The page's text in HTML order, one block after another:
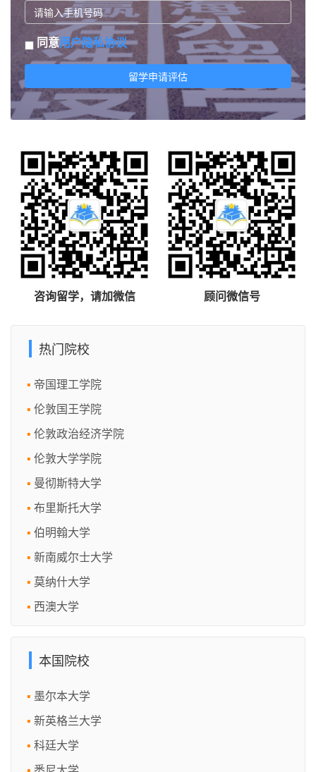
同意用户隐私协议
留学申请评估
咨询留学，请加微信 顾问微信号
热门院校
帝国理工学院
伦敦国王学院
伦敦政治经济学院
伦敦大学学院
曼彻斯特大学
布里斯托大学
伯明翰大学
新南威尔士大学
莫纳什大学
西澳大学
本国院校
墨尔本大学
新英格兰大学
科廷大学